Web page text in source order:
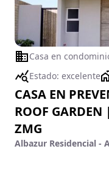
Casa en
Estado: excelente
CASA EN
ROOF
ZMG